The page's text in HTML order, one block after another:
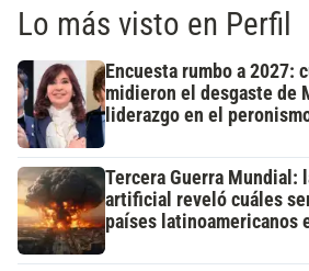
Lo más visto en Perfil
Encuesta rumbo a 2027:
midieron el desgaste de
liderazgo en el
Tercera Guerra Mundial:
artificial reveló cuáles
países latinoamericanos